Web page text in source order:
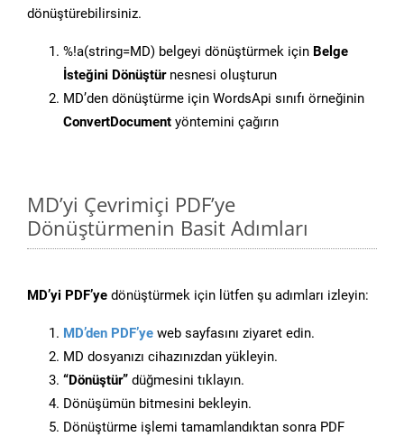
dönüştürebilirsiniz.
%!a(string=MD) belgeyi dönüştürmek için Belge
İsteğini Dönüştürnesnesi oluşturun
MD’den dönüştürme için WordsApi sınıfı örneğinin
ConvertDocument yöntemini çağırın
MD’yi Çevrimiçi PDF’ye
Dönüştürmenin Basit Adımları
MD’yi PDF’ye dönüştürmek için lütfen şu adımları izleyin:
MD’den PDF’ye web sayfasını ziyaret edin.
MD dosyanızı cihazınızdan yükleyin.
“Dönüştür” düğmesini tıklayın.
Dönüşümün bitmesini bekleyin.
Dönüştürme işlemi tamamlandıktan sonra PDF